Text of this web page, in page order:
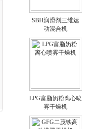
SBH润滑剂三维运
动混合机
LPG富脂奶粉离心喷
雾干燥机